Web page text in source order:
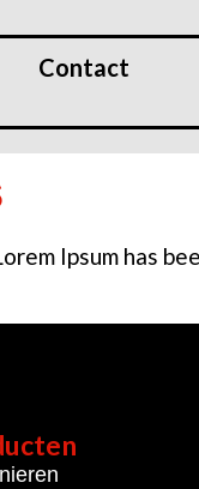
Contact
Ipsum has